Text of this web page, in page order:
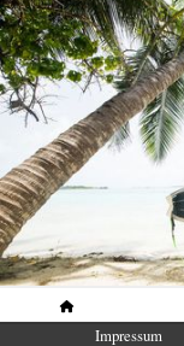
Impressum